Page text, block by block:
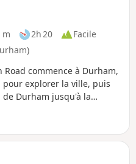
m 2h 20
Facile
commence à Durham,
explorer la ville, puis
Durham jusqu'à la
à travers la campagne
avant de se